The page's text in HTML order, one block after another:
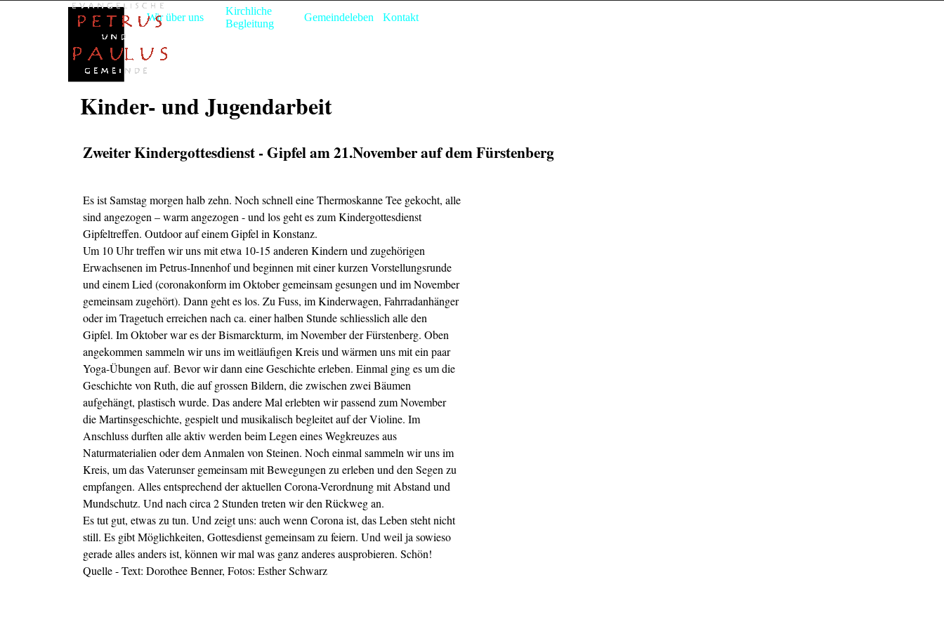
Direkt zum Seiteninhalt
Willkommen Wir über uns ▼
Kirchliche
Begleitung
▼
Gemeindeleben ▼
Kontakt
Kinder- und Jugendarbeit
Zweiter Kindergottesdienst - Gipfel am 21.November auf dem Fürstenberg
Es ist Samstag morgen halb zehn. Noch schnell eine Thermoskanne Tee gekocht, alle
sind angezogen – warm angezogen - und los geht es zum Kindergottesdienst
Gipfeltreffen. Outdoor auf einem Gipfel in Konstanz.
Um 10 Uhr treffen wir uns mit etwa 10-15 anderen Kindern und zugehörigen
Erwachsenen im Petrus-Innenhof und beginnen mit einer kurzen Vorstellungsrunde
und einem Lied (coronakonform im Oktober gemeinsam gesungen und im November
gemeinsam zugehört). Dann geht es los. Zu Fuss, im Kinderwagen, Fahrradanhänger
oder im Tragetuch erreichen nach ca. einer halben Stunde schliesslich alle den
Gipfel. Im Oktober war es der Bismarckturm, im November der Fürstenberg. Oben
angekommen sammeln wir uns im weitläufigen Kreis und wärmen uns mit ein paar
Yoga-Übungen auf. Bevor wir dann eine Geschichte erleben. Einmal ging es um die
Geschichte von Ruth, die auf grossen Bildern, die zwischen zwei Bäumen
aufgehängt, plastisch wurde. Das andere Mal erlebten wir passend zum November
die Martinsgeschichte, gespielt und musikalisch begleitet auf der Violine. Im
Anschluss durften alle aktiv werden beim Legen eines Wegkreuzes aus
Naturmaterialien oder dem Anmalen von Steinen. Noch einmal sammeln wir uns im
Kreis, um das Vaterunser gemeinsam mit Bewegungen zu erleben und den Segen zu
empfangen. Alles entsprechend der aktuellen Corona-Verordnung mit Abstand und
Mundschutz. Und nach circa 2 Stunden treten wir den Rückweg an.
Es tut gut, etwas zu tun. Und zeigt uns: auch wenn Corona ist, das Leben steht nicht
still. Es gibt Möglichkeiten, Gottesdienst gemeinsam zu feiern. Und weil ja sowieso
gerade alles anders ist, können wir mal was ganz anderes ausprobieren. Schön!
Quelle - Text: Dorothee Benner, Fotos: Esther Schwarz